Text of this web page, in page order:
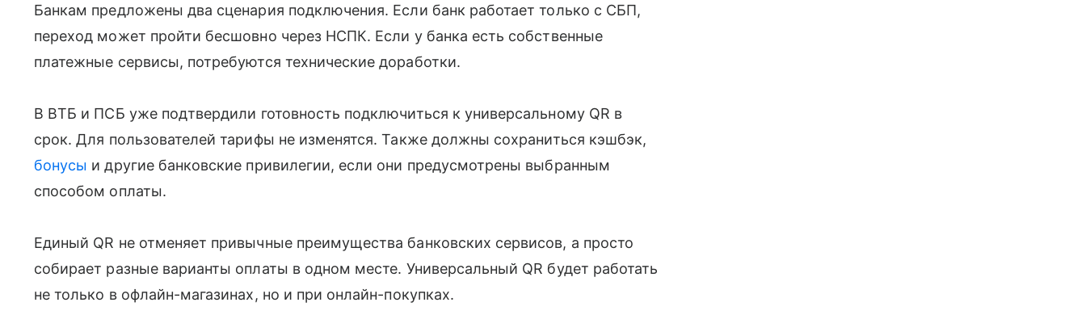
Банкам предложены два сценария подключения. Если банк работает только с СБП,
переход может пройти бесшовно через НСПК. Если у банка есть собственные
платежные сервисы, потребуются технические доработки.
В ВТБ и ПСБ уже подтвердили готовность подключиться к универсальному QR в
срок. Для пользователей тарифы не изменятся. Также должны сохраниться кэшбэк,
бонусы и другие банковские привилегии, если они предусмотрены выбранным
способом оплаты.
Единый QR не отменяет привычные преимущества банковских сервисов, а просто
собирает разные варианты оплаты в одном месте. Универсальный QR будет работать
не только в офлайн-магазинах, но и при онлайн-покупках.